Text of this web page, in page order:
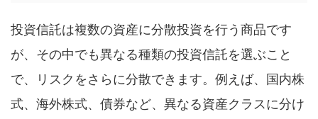
投資信託は複数の資産に分散投資を行う商品です
が、その中でも異なる種類の投資信託を選ぶこと
で、リスクをさらに分散できます。例えば、国内株
式、海外株式、債券など、異なる資産クラスに分け